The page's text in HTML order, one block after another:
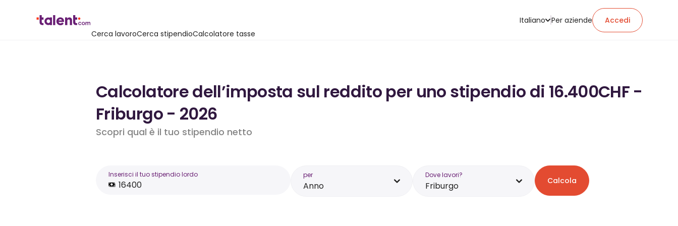
Cerca lavoroCerca stipendioCalcolatore tasse
Italiano Per aziende Accedi
Calcolatore dell’imposta sul reddito per uno stipendio di 16.400CHF -
Friburgo - 2026
Scopri qual è il tuo stipendio netto
Inserisci il tuo stipendio lordo per
Anno
Dove lavori?
Friburgo Calcola